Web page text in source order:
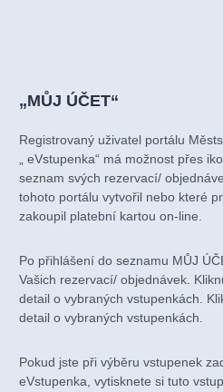
„MŮJ ÚČET“
Registrovaný uživatel portálu
„ eVstupenka“ má možnost přes
seznam svých rezervací/
tohoto portálu vytvořil nebo které
zakoupil platební kartou on-line.
Po přihlášení do seznamu MŮJ
Vašich rezervací/ objednávek.
detail o vybraných vstupenkách.
detail o vybraných vstupenkách.
Pokud jste při výběru vstupenek
eVstupenka, vytisknete si tuto